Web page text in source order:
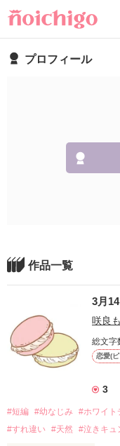
プロフィール
作品一覧
3月
咲良
総文字
恋愛(
3
#短編 #幼なじみ #ホワイト
#すれ違い #天然 #泣きキュ